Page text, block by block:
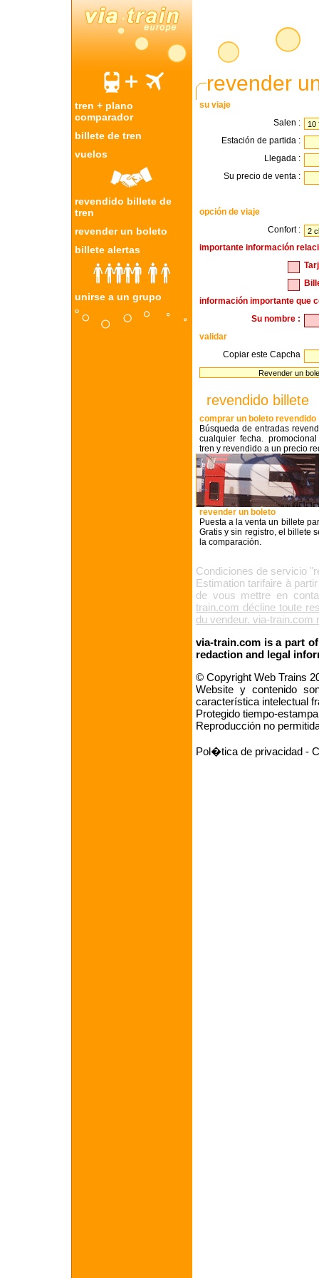
tren + plano
comparador
billete de tren
vuelos
revendido billete de
tren
revender un boleto
billete alertas
unirse a un grupo
revender
su viaje
Salen :
Estación de partida :
Llegada :
Su precio de venta :
opción de viaje
Confort :
importante información
información importante que
Su nombre :
validar
Copiar este Capcha
revendido billete
comprar un boleto revendido
Búsqueda de entradas
cualquier fecha.
tren y revendido a un precio
revender un boleto
Puesta a la venta un billete
Gratis y sin registro, el billete
la comparación.
Condiciones de servicio
Estimation tarifaire à
de vous mettre en
train.com décline toute
du vendeur. via-train.com
via-train.com is a part
redaction and legal
© Copyright Web Trains
Website y contenido
característica intelectual
Protegido tiempo-
Reproducción no
Pol�tica de privacidad -